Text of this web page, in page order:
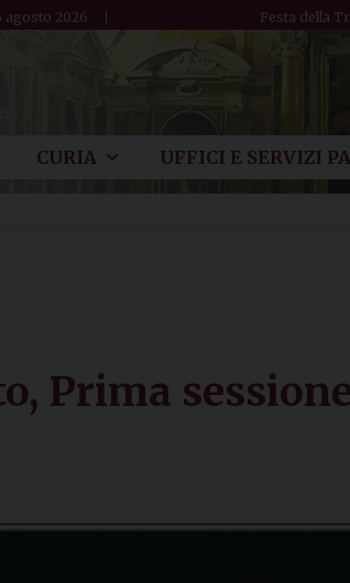
agosto 2026 Festa della
CURIA UFFICI E SERVIZI
Prima